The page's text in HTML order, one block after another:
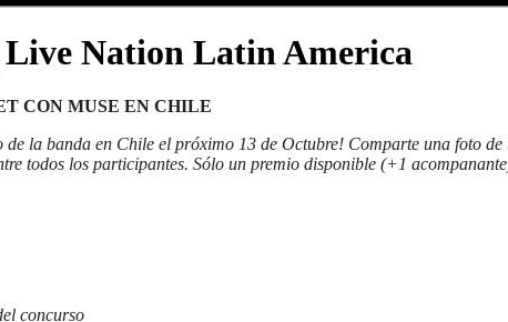
Nation Latin America
CON MUSE EN CHILE
la banda en Chile el próximo 13 de Octubre! Comparte una foto
todos los participantes. Sólo un premio disponible (+1
concurso